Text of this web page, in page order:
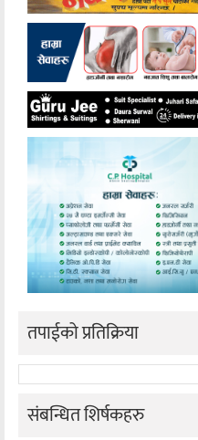
तपाईको प्रतिक्रिया
संबन्धित शिर्षकहरु